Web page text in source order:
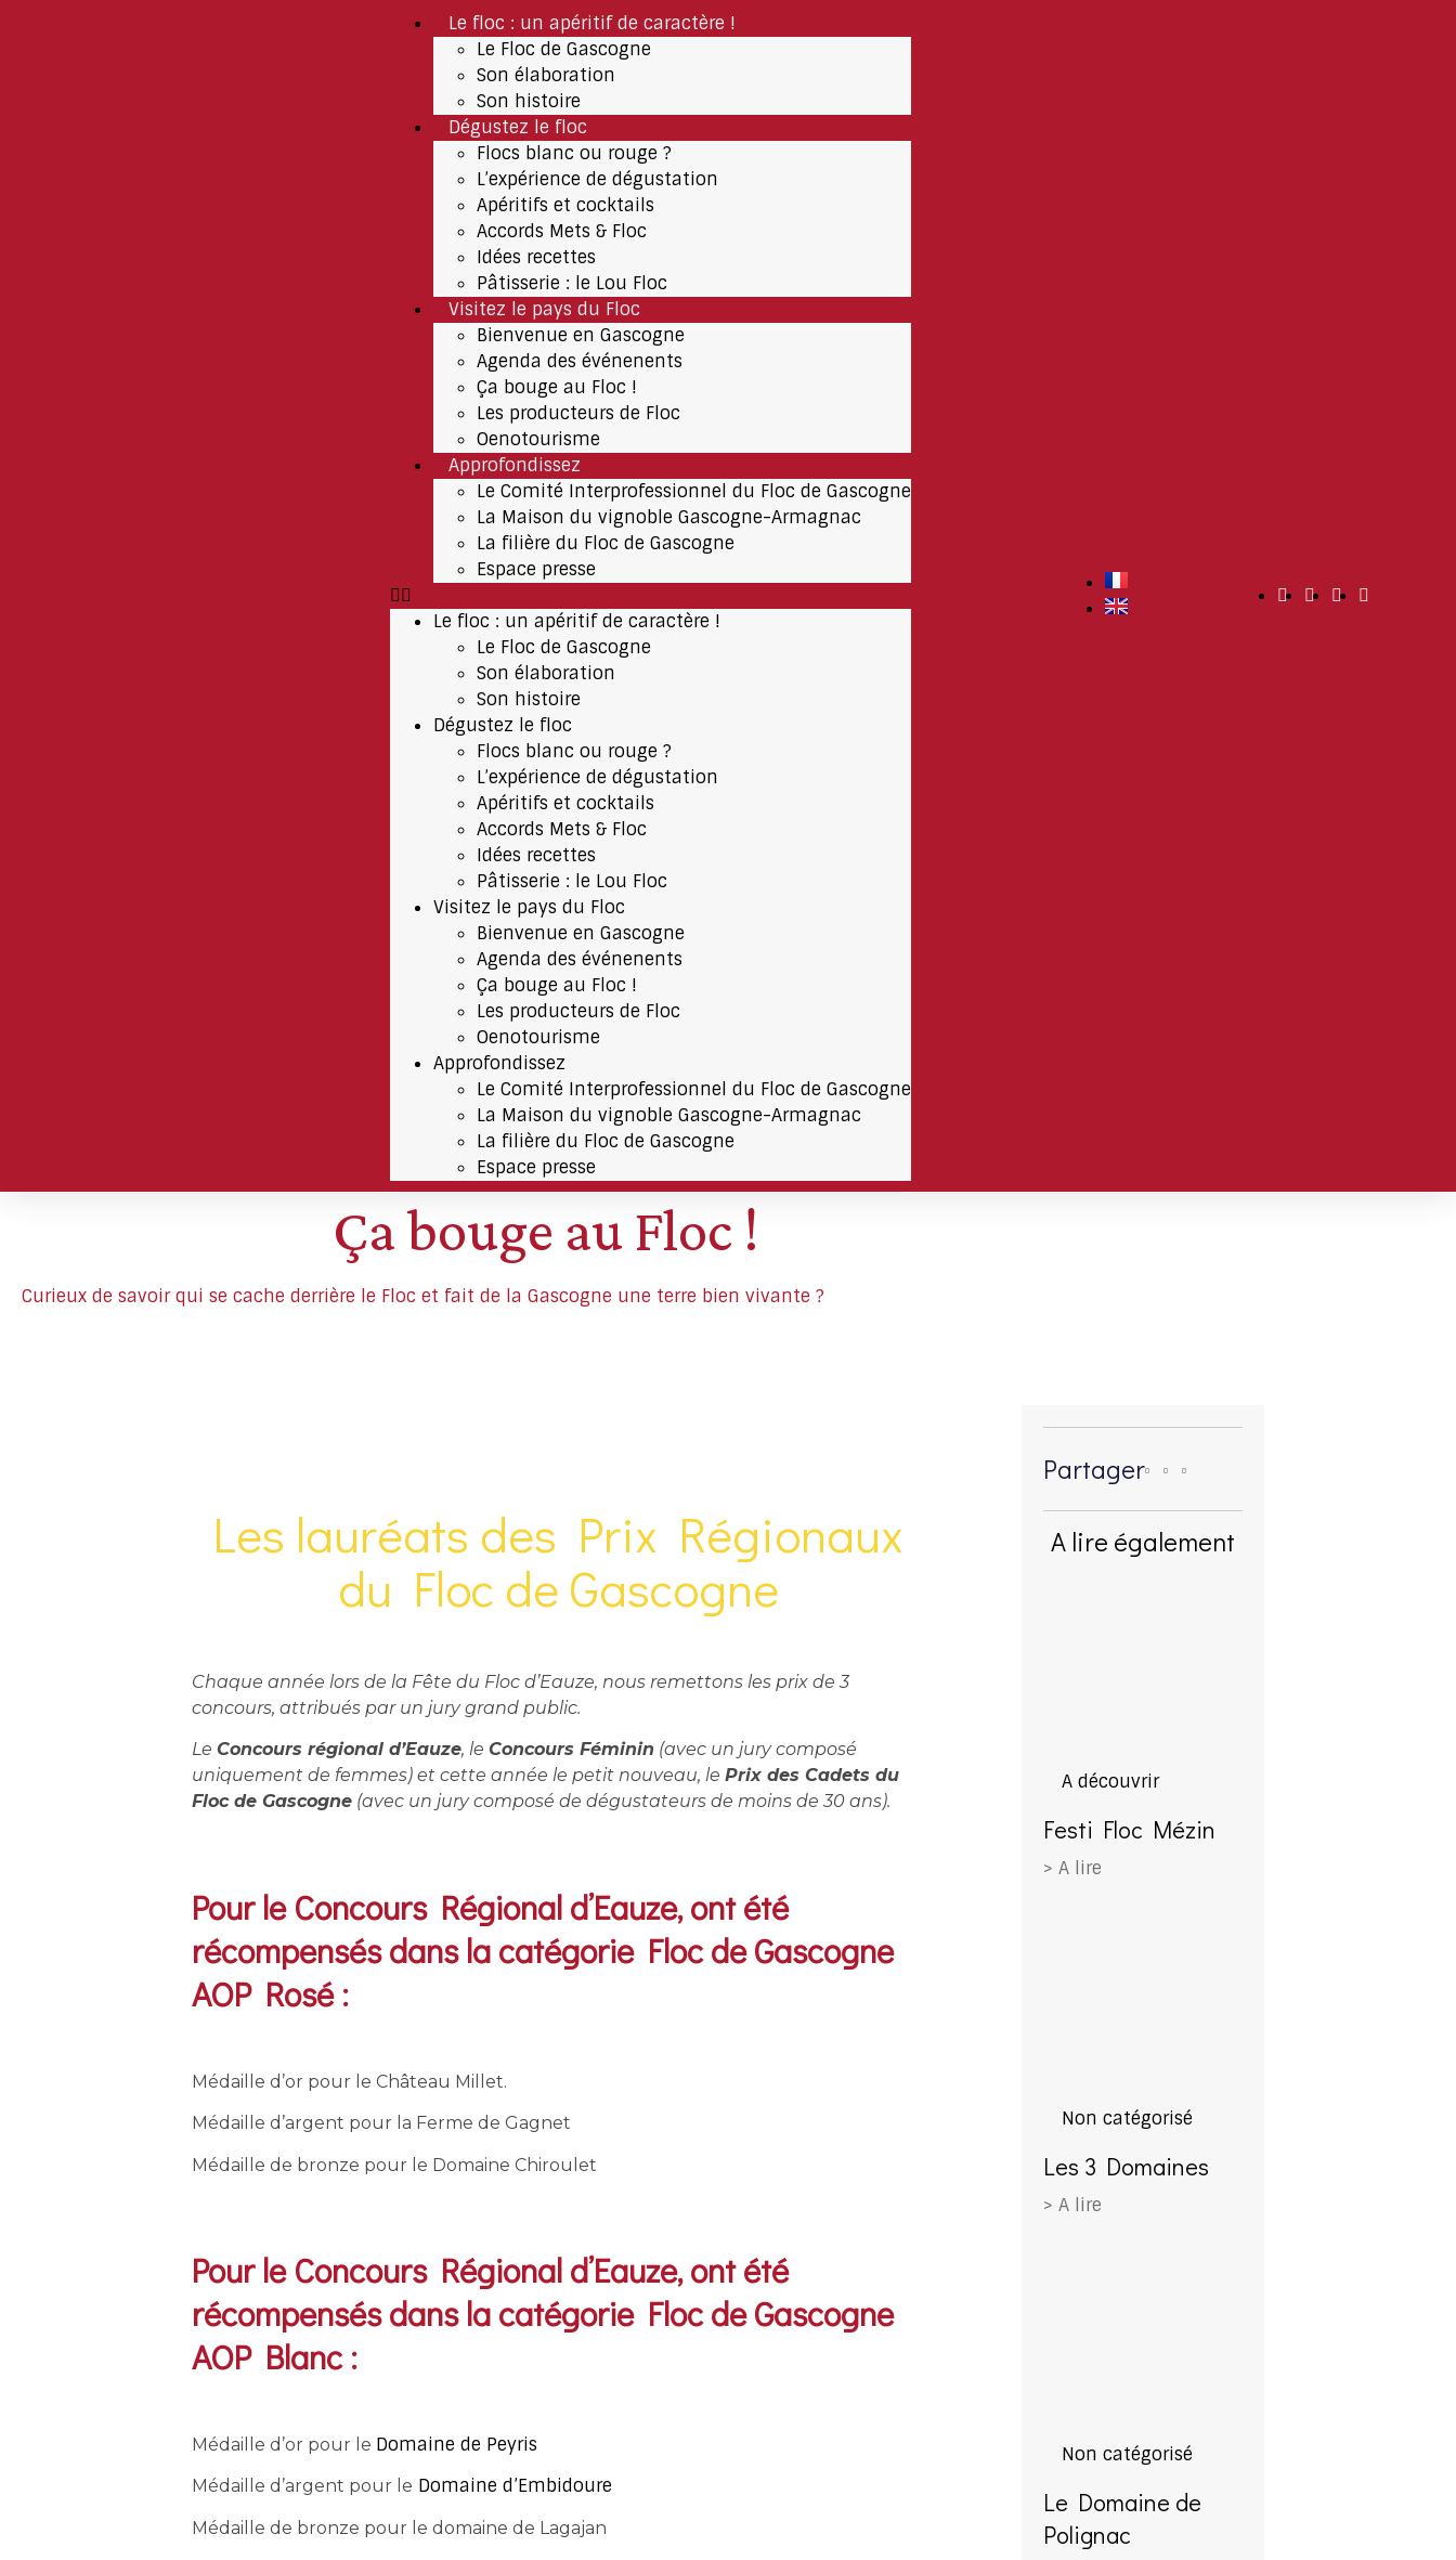
Le floc : un apéritif de caractère !
Le Floc de Gascogne
Son élaboration
Son histoire
Dégustez le floc
Flocs blanc ou rouge ?
L’expérience de dégustation
Apéritifs et cocktails
Accords Mets & Floc
Idées recettes
Pâtisserie : le Lou Floc
Visitez le pays du Floc
Bienvenue en Gascogne
Agenda des événenents
Ça bouge au Floc !
Les producteurs de Floc
Oenotourisme
Approfondissez
Le Comité Interprofessionnel du Floc de Gascogne
La Maison du vignoble Gascogne-Armagnac
La filière du Floc de Gascogne
Espace presse
Le floc : un apéritif de caractère !
Le Floc de Gascogne
Son élaboration
Son histoire
Dégustez le floc
Flocs blanc ou rouge ?
L’expérience de dégustation
Apéritifs et cocktails
Accords Mets & Floc
Idées recettes
Pâtisserie : le Lou Floc
Visitez le pays du Floc
Bienvenue en Gascogne
Agenda des événenents
Ça bouge au Floc !
Les producteurs de Floc
Oenotourisme
Approfondissez
Le Comité Interprofessionnel du Floc de Gascogne
La Maison du vignoble Gascogne-Armagnac
La filière du Floc de Gascogne
Espace presse
Ça bouge au Floc !
Curieux de savoir qui se cache derrière le Floc et fait de la Gascogne une terre bien vivante ?
Les lauréats des Prix Régionaux
du Floc de Gascogne
Chaque année lors de la Fête du Floc d’Eauze, nous remettons les prix de 3
concours, attribués par un jury grand public.
LeConcours régional d’Eauze, leConcours Féminin (avec un jury composé
uniquement de femmes) et cette année le petit nouveau, lePrix des Cadets du
Floc de Gascogne (avec un jury composé de dégustateurs de moins de 30 ans).
Pour le Concours Régional d’Eauze, ont été
récompensés dans la catégorie Floc de Gascogne
AOP Rosé :
Médaille d’or pour le Château Millet.
Médaille d’argent pour la Ferme de Gagnet
Médaille de bronze pour le Domaine Chiroulet
Pour le Concours Régional d’Eauze, ont été
récompensés dans la catégorie Floc de Gascogne
AOP Blanc :
Médaille d’or pour le Domaine de Peyris
Médaille d’argent pour le Domaine d’Embidoure
Médaille de bronze pour le domaine de Lagajan
Partager
A lire également
A découvrir
Festi Floc Mézin
> A lire
Non catégorisé
Les 3 Domaines
> A lire
Non catégorisé
Le Domaine de
Polignac